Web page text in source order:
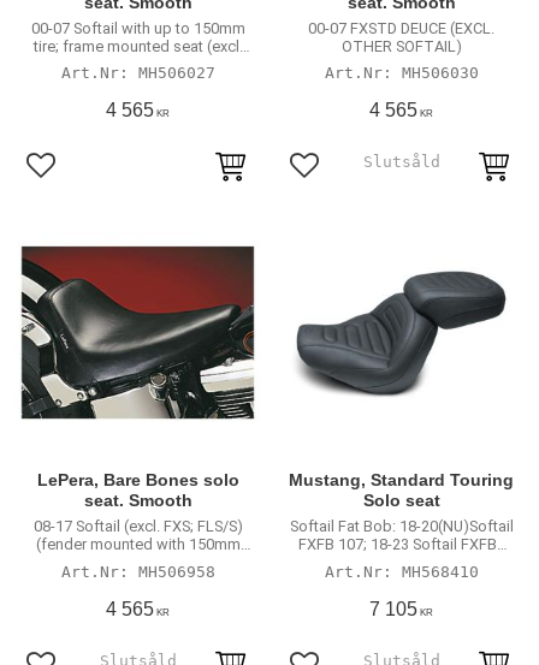
00-07 Softail with up to 150mm
tire; frame mounted seat (excl.
FXSTD Deuce)
MH506027
4 565 KR
Lägg till i favoriter
00-07 FXSTD DEUCE (EXCL.
OTHER SOFTAIL)
MH506030
4 565 KR
Lägg till i favoriter
LePera, Bare Bones solo
seat. Smooth
08-17 Softail (excl. FXS; FLS/S)
(fender mounted with 150mm
rear tire)
MH506958
4 565 KR
Mustang, Standard Touring
Solo seat
Softail Fat Bob: 18-20(NU)Softail
FXFB 107; 18-23 Softail FXFBS
114
MH568410
7 105 KR